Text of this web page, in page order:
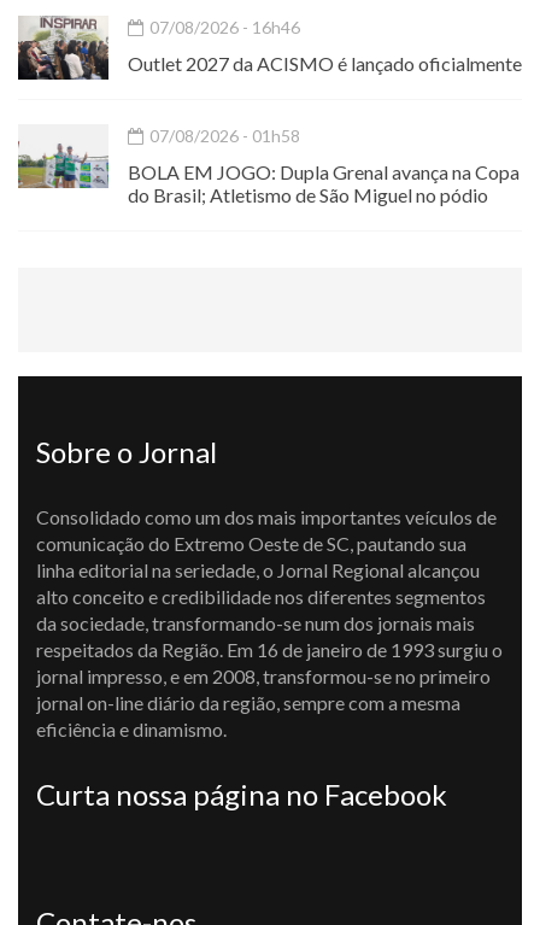
07/08/2026 - 16h46
Outlet 2027 da ACISMO é lançado oficialmente
07/08/2026 - 01h58
BOLA EM JOGO: Dupla Grenal avança na Copa
do Brasil; Atletismo de São Miguel no pódio
Sobre o Jornal
Consolidado como um dos mais importantes veículos de
comunicação do Extremo Oeste de SC, pautando sua
linha editorial na seriedade, o Jornal Regional alcançou
alto conceito e credibilidade nos diferentes segmentos
da sociedade, transformando-se num dos jornais mais
respeitados da Região. Em 16 de janeiro de 1993 surgiu o
jornal impresso, e em 2008, transformou-se no primeiro
jornal on-line diário da região, sempre com a mesma
eficiência e dinamismo.
Curta nossa página no Facebook